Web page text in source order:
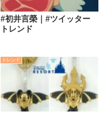
#初井言榮｜#ツイッター
トレンド
トレンド